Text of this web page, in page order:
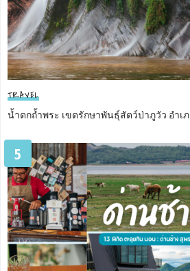
TRAVEL
น้ำตกถ้ำพระ เขตรักษาพันธุ์สัตว์ป่าภูวัว อำเ
5